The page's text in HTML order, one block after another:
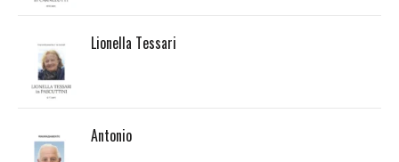
Lionella Tessari
Antonio